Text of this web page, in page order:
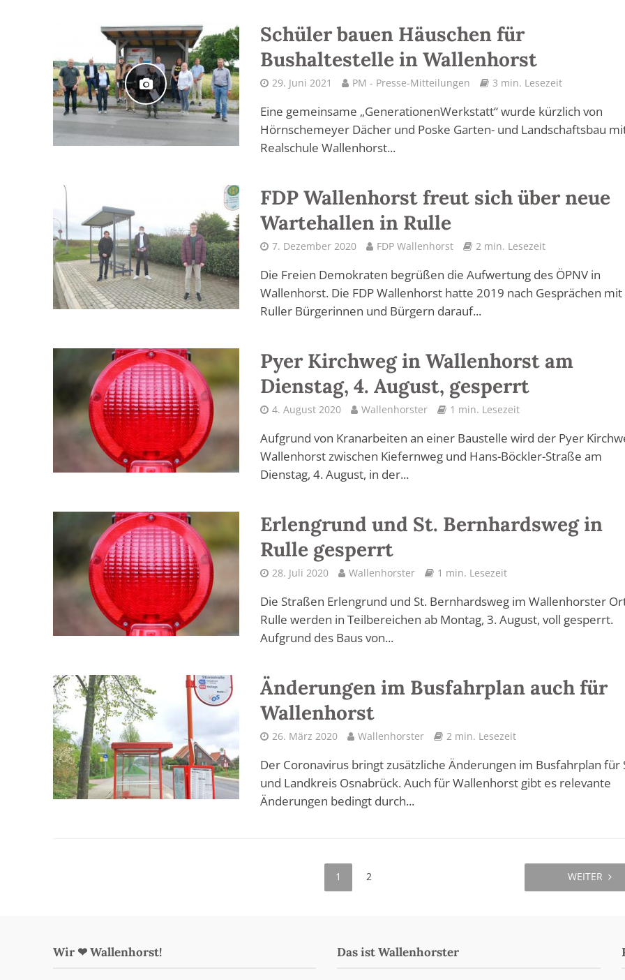
Schüler bauen Häuschen für
Bushaltestelle in Wallenhorst
29. Juni 2021 PM - Presse-Mitteilungen 3 min. Lesezeit
Eine gemeinsame „GenerationenWerkstatt“ wurde kürzlich von
Hörnschemeyer Dächer und Poske Garten- und Landschaftsbau
Realschule Wallenhorst...
FDP Wallenhorst freut sich über neue
Wartehallen in Rulle
7. Dezember 2020 FDP Wallenhorst 2 min. Lesezeit
Die Freien Demokraten begrüßen die Aufwertung des ÖPNV in
Wallenhorst. Die FDP Wallenhorst hatte 2019 nach Gesprächen mit
Ruller Bürgerinnen und Bürgern darauf...
Pyer Kirchweg in Wallenhorst am
Dienstag, 4. August, gesperrt
4. August 2020 Wallenhorster 1 min. Lesezeit
Aufgrund von Kranarbeiten an einer Baustelle wird der Pyer
Wallenhorst zwischen Kiefernweg und Hans-Böckler-Straße am
Dienstag, 4. August, in der...
Erlengrund und St. Bernhardsweg in
Rulle gesperrt
28. Juli 2020 Wallenhorster 1 min. Lesezeit
Die Straßen Erlengrund und St. Bernhardsweg im Wallenhorster
Rulle werden in Teilbereichen ab Montag, 3. August‬, voll gesperrt.
Aufgrund des Baus von...
Änderungen im Busfahrplan auch für
Wallenhorst
26. März 2020 Wallenhorster 2 min. Lesezeit
Der Coronavirus bringt zusätzliche Änderungen im Busfahrplan für
und Landkreis Osnabrück. Auch für Wallenhorst gibt es relevante
Änderungen bedingt durch...
1 2 WEITER
Wir ❤ Wallenhorst! Das ist Wallenhorster